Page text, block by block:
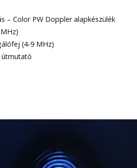
Color PW Doppler alapkészülék
(4-9 MHz)
útmutató